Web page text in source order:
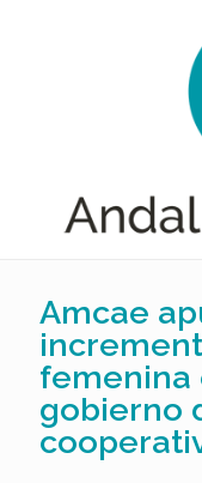
Amcae
femenina
gobierno